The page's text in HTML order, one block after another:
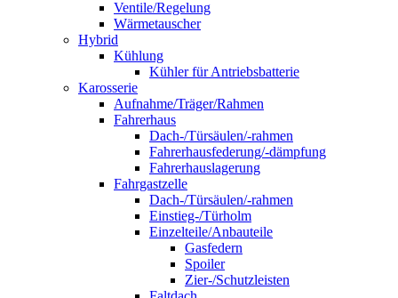
Ventile/Regelung
Wärmetauscher
Hybrid
Kühlung
Kühler für Antriebsbatterie
Karosserie
Aufnahme/Träger/Rahmen
Fahrerhaus
Dach-/Türsäulen/-rahmen
Fahrerhausfederung/-dämpfung
Fahrerhauslagerung
Fahrgastzelle
Dach-/Türsäulen/-rahmen
Einstieg-/Türholm
Einzelteile/Anbauteile
Gasfedern
Spoiler
Zier-/Schutzleisten